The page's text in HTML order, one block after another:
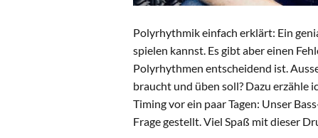
Polyrhythmik einfach erklärt: Ein
spielen kannst. Es gibt aber einen
Polyrhythmen entscheidend ist.
braucht und üben soll? Dazu erzähle
Timing vor ein paar Tagen: Unser
Frage gestellt. Viel Spaß mit dieser